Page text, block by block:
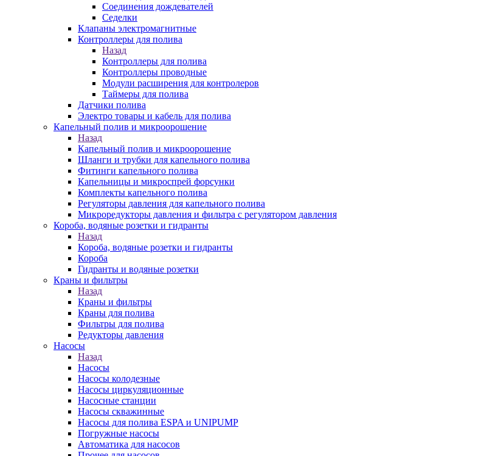
Соединения дождевателей
Седелки
Клапаны электромагнитные
Контроллеры для полива
Назад
Контроллеры для полива
Контроллеры проводные
Модули расширения для контролеров
Таймеры для полива
Датчики полива
Электро товары и кабель для полива
Капельный полив и микроорошение
Назад
Капельный полив и микроорошение
Шланги и трубки для капельного полива
Фитинги капельного полива
Капельницы и микроспрей форсунки
Комплекты капельного полива
Регуляторы давления для капельного полива
Микроредукторы давления и фильтра с регулятором давления
Короба, водяные розетки и гидранты
Назад
Короба, водяные розетки и гидранты
Короба
Гидранты и водяные розетки
Краны и фильтры
Назад
Краны и фильтры
Краны для полива
Фильтры для полива
Редукторы давления
Насосы
Назад
Насосы
Насосы колодезные
Насосы циркуляционные
Насосные станции
Насосы скважинные
Насосы для полива ESPA и UNIPUMP
Погружные насосы
Автоматика для насосов